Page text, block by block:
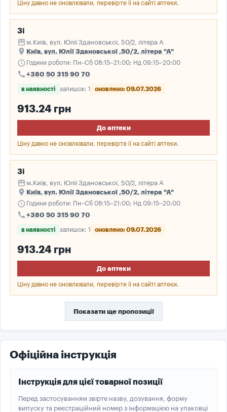
Ціну давно не оновлювали, перевірте її на сайті аптеки.
3і
storefront м.Київ, вул. Юлії Здановської, 50/2, літера А
place Київ, вул. Юлії Здановської ,50/2, літера "А"
schedule Години роботи: Пн–Сб 08:15–21:00; Нд 09:15–20:00
call +380 50 315 90 70
в наявності залишок: 1 оновлено: 09.07.2026
913.24 грн
До аптеки
Ціну давно не оновлювали, перевірте її на сайті аптеки.
3і
storefront м.Київ, вул. Юлії Здановської, 50/2, літера А
place Київ, вул. Юлії Здановської ,50/2, літера "А"
schedule Години роботи: Пн–Сб 08:15–21:00; Нд 09:15–20:00
call +380 50 315 90 70
в наявності залишок: 1 оновлено: 09.07.2026
913.24 грн
До аптеки
Ціну давно не оновлювали, перевірте її на сайті аптеки.
Показати ще пропозиції
Офіційна інструкція
Інструкція для цієї товарної позиції
Перед застосуванням звірте назву, дозування, форму
випуску та реєстраційний номер з інформацією на упаковці